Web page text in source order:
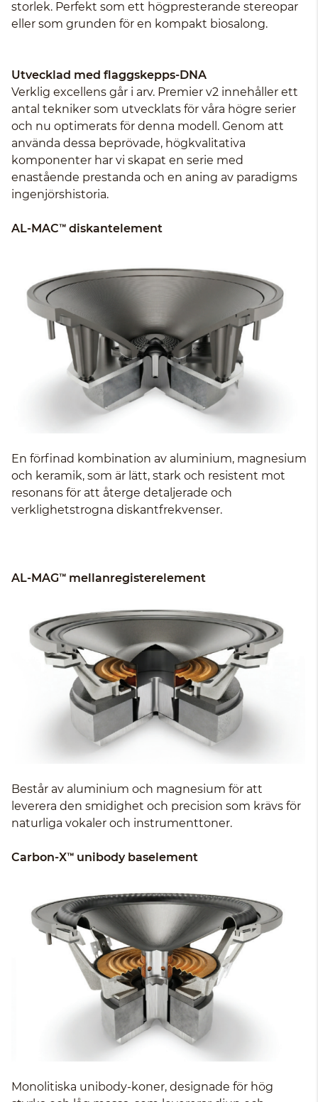
storlek. Perfekt som ett högpresterande stereopar
eller som grunden för en kompakt biosalong.
Utvecklad med flaggskepps-DNA
Verklig excellens går i arv. Premier v2 innehåller ett
antal tekniker som utvecklats för våra högre serier
och nu optimerats för denna modell. Genom att
använda dessa beprövade, högkvalitativa
komponenter har vi skapat en serie med
enastående prestanda och en aning av paradigms
ingenjörshistoria.
AL-MAC™ diskantelement
En förfinad kombination av aluminium, magnesium
och keramik, som är lätt, stark och resistent mot
resonans för att återge detaljerade och
verklighetstrogna diskantfrekvenser.
AL-MAG™ mellanregisterelement
Består av aluminium och magnesium för att
leverera den smidighet och precision som krävs för
naturliga vokaler och instrumenttoner.
Carbon-X™ unibody baselement
Monolitiska unibody-koner, designade för hög